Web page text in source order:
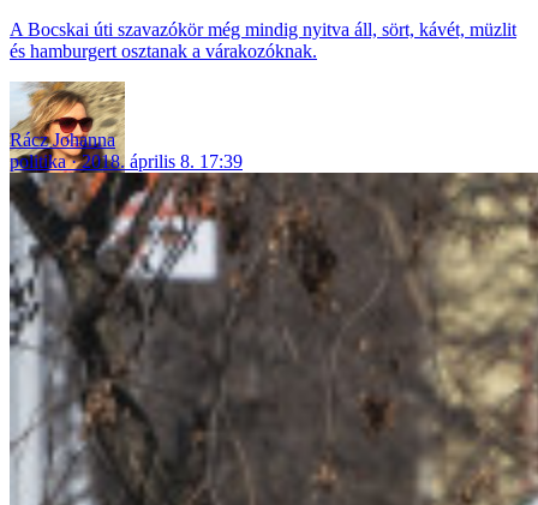
A Bocskai úti szavazókör még mindig nyitva áll, sört, kávét, müzlit
és hamburgert osztanak a várakozóknak.
Rácz Johanna
politika
2018. április 8. 17:39